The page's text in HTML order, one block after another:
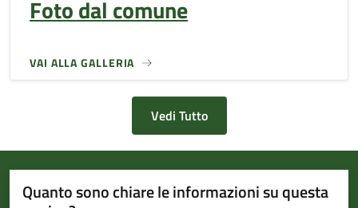
Foto dal comune
VAI ALLA GALLERIA
Vedi Tutto
Quanto sono chiare le informazioni su questa